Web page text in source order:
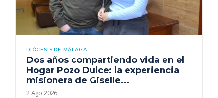
DIÓCESIS DE MÁLAGA
Dos años compartiendo vida en el
Hogar Pozo Dulce: la experiencia
misionera de Giselle...
2 Ago 2026